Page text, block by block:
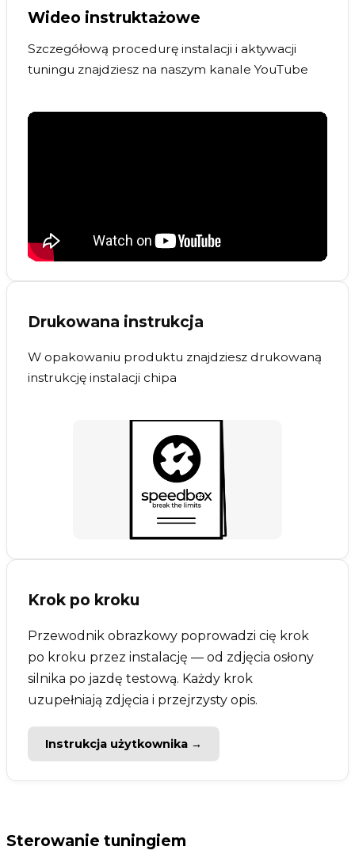
Wideo instruktażowe
Szczegółową procedurę instalacji i aktywacji
tuningu znajdziesz na naszym kanale YouTube
Drukowana instrukcja
W opakowaniu produktu znajdziesz drukowaną
instrukcję instalacji chipa
Krok po kroku
Przewodnik obrazkowy poprowadzi cię krok
po kroku przez instalację — od zdjęcia osłony
silnika po jazdę testową. Każdy krok
uzupełniają zdjęcia i przejrzysty opis.
Instrukcja użytkownika →
Sterowanie tuningiem